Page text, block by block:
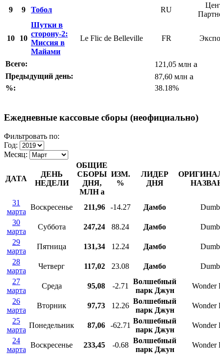
9 9 Тобол RU
10 10
Шутки в
сторону-2:
Миссия в
Майами
Le Flic de Belleville FR
Всего: 121,05 млн a
Предыдущий день: 87,60 млн a
%: 38.18%
Ежедневные кассовые сборы (неофициально)
Фильтровать по:
Год:
Месяц:
ДАТА
ДЕНЬ
НЕДЕЛИ
ОБЩИЕ
СБОРЫ
ДНЯ,
МЛНa
ИЗМ.
%
ЛИДЕР
ДНЯ
31
марта
Воскресенье 211,96 -14.27 Дамбо
30
марта
Суббота 247,24 88.24 Дамбо
29
марта
Пятница 131,34 12.24 Дамбо
28
марта
Четверг 117,02 23.08 Дамбо
27
марта
Среда 95,08 -2.71
Волшебный
парк Джун
Wonder
26
марта
Вторник 97,73 12.26
Волшебный
парк Джун
Wonder
25
марта
Понедельник 87,06 -62.71
Волшебный
парк Джун
Wonder
24
марта
Воскресенье 233,45 -0.68
Волшебный
парк Джун
Wonder